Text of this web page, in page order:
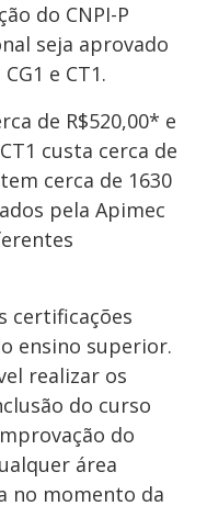
do CNPI-P
seja aprovado
e CT1.
de R$520,00* e
custa cerca de
cerca de 1630
pela Apimec
certificações
ensino superior.
realizar os
do curso
do
área
no momento da